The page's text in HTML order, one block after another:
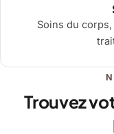
Soins du
Trouvez